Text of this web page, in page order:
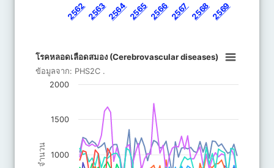
25622563256425652566256725682569
โรคหลอดเลือดสมอง (Cerebrovascular
Line chart with 8 lines.
ข้อมูลจาก: PHS2C .
The chart has 1 Y axis displaying จำนวน. Data ranges from 189
จำนวน
โรคหลอดเลือดสมอง (Cerebrovascular diseases)
ข้อมูลจาก: PHS2C .
1000
1500
2000